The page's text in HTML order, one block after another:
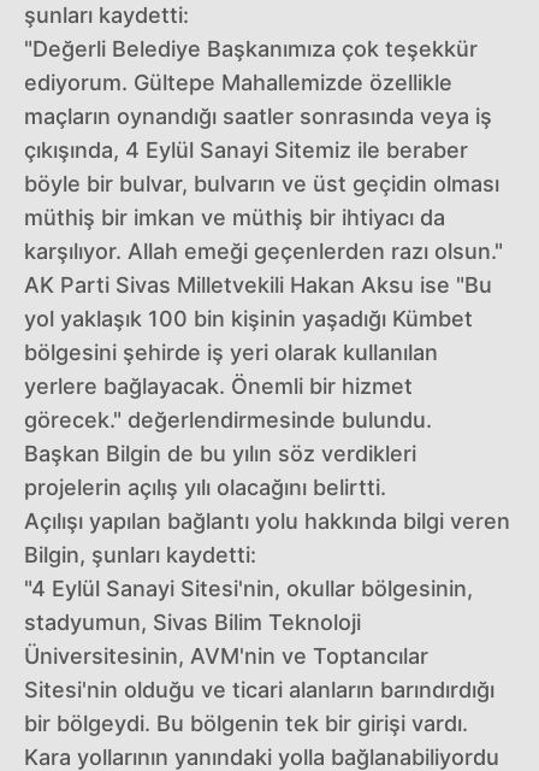
şunları kaydetti:
"Değerli Belediye Başkanımıza çok teşekkür
ediyorum. Gültepe Mahallemizde özellikle
maçların oynandığı saatler sonrasında veya iş
çıkışında, 4 Eylül Sanayi Sitemiz ile beraber
böyle bir bulvar, bulvarın ve üst geçidin olması
müthiş bir imkan ve müthiş bir ihtiyacı da
karşılıyor. Allah emeği geçenlerden razı olsun."
AK Parti Sivas Milletvekili Hakan Aksu ise "Bu
yol yaklaşık 100 bin kişinin yaşadığı Kümbet
bölgesini şehirde iş yeri olarak kullanılan
yerlere bağlayacak. Önemli bir hizmet
görecek." değerlendirmesinde bulundu.
Başkan Bilgin de bu yılın söz verdikleri
projelerin açılış yılı olacağını belirtti.
Açılışı yapılan bağlantı yolu hakkında bilgi veren
Bilgin, şunları kaydetti:
"4 Eylül Sanayi Sitesi'nin, okullar bölgesinin,
stadyumun, Sivas Bilim Teknoloji
Üniversitesinin, AVM'nin ve Toptancılar
Sitesi'nin olduğu ve ticari alanların barındırdığı
bir bölgeydi. Bu bölgenin tek bir girişi vardı.
Kara yollarının yanındaki yolla bağlanabiliyordu